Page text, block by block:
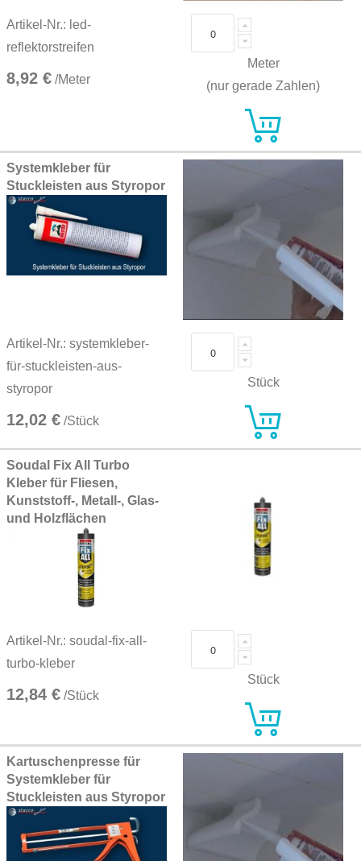
Artikel-Nr.: led-
reflektorstreifen
8,92 € /Meter
Meter
(nur gerade Zahlen)
Systemkleber für
Stuckleisten aus Styropor
Artikel-Nr.: systemkleber-
für-stuckleisten-aus-
styropor
12,02 € /Stück
Stück
Soudal Fix All Turbo
Kleber für Fliesen,
Kunststoff-, Metall-, Glas-
und Holzflächen
Artikel-Nr.: soudal-fix-all-
turbo-kleber
12,84 € /Stück
Stück
Kartuschenpresse für
Systemkleber für
Stuckleisten aus Styropor